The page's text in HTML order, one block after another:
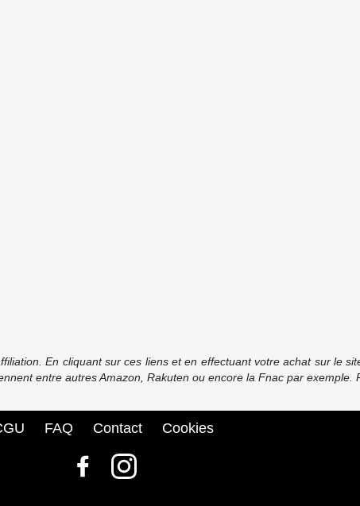
En cliquant sur ces liens et en effectuant votre achat sur le
entre autres Amazon, Rakuten ou encore la Fnac par exemple.
FAQ Contact Cookies